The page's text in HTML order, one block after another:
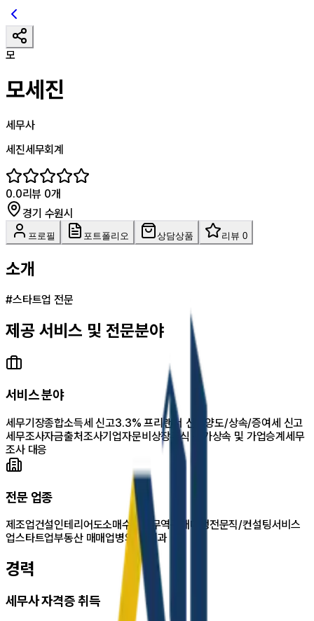
모
모세진
세무사
세진세무회계
0.0리뷰 0개
경기 수원시
프로필 포트폴리오 상담상품 리뷰 0
소개
#스타트업 전문
제공 서비스 및 전문분야
서비스 분야
세무기장종합소득세 신고3.3% 프리랜서 신고 양도/상속/증여세 신고
세무조사자금출처조사기업자문비상장주식 평가상속 및 가업승계세무
조사 대응
전문 업종
제조업건설인테리어도소매수출및무역 구매대행전문직/컨설팅서비스
업스타트업부동산 매매업병의원/치과
경력
세무사 자격증 취득